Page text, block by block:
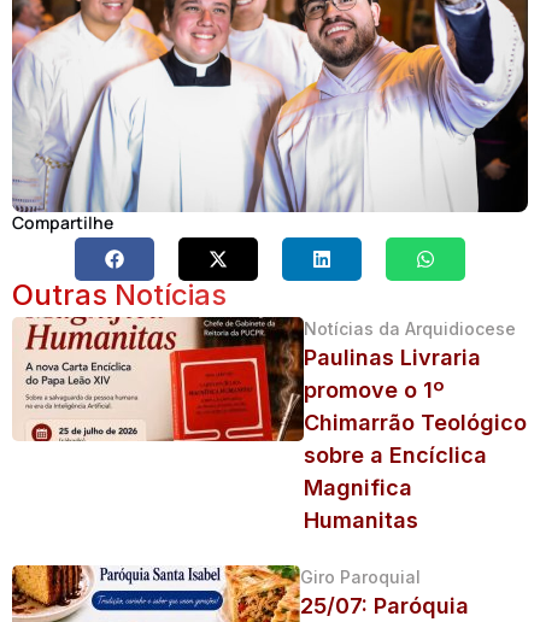
Compartilhe
Outras Notícias
Notícias da Arquidiocese
Paulinas Livraria
promove o 1º
Chimarrão Teológico
sobre a Encíclica
Magnifica
Humanitas
Giro Paroquial
25/07: Paróquia